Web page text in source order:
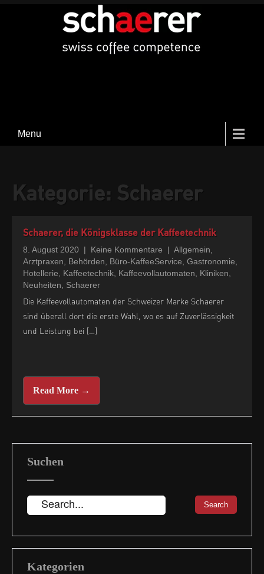
Menu
Kategorie: Schaerer
Schaerer, die Königsklasse der Kaffeetechnik
8. August 2020 | Keine Kommentare |Allgemein
Arztpraxen
Behörden Büro-KaffeeService ,Gastronomie
Hotellerie
Kaffeetechnik Kaffeevollautomaten Kliniken
Neuheiten
Schaerer
Die Kaffeevollautomaten der Schweizer Marke Schaerer
sind überall dort die erste Wahl, wo es auf Zuverlässigkeit
und Leistung bei […]
Read More →
Suchen
Kategorien